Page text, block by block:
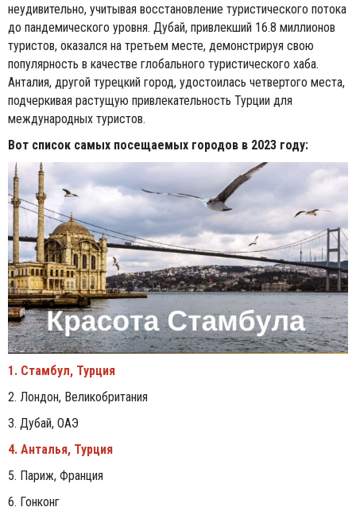
неудивительно, учитывая восстановление туристического потока
до пандемического уровня. Дубай, привлекший 16.8 миллионов
туристов, оказался на третьем месте, демонстрируя свою
популярность в качестве глобального туристического хаба.
Анталия, другой турецкий город, удостоилась четвертого места,
подчеркивая растущую привлекательность Турции для
международных туристов.
Вот список самых посещаемых городов в 2023 году:
1. Cтамбул, Турция
2. Лондон, Великобритания
3. Дубай, ОАЭ
4. Анталья, Турция
5. Париж, Франция
6. Гонконг